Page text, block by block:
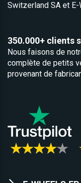
Switzerland SA et
350.000+ clients
Nous faisons de
complète de petits
provenant de